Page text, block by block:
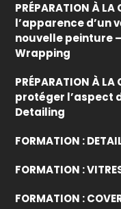
PRÉPARATION À
l’apparence d’un
nouvelle peinture
Wrapping
PRÉPARATION À
protéger l’aspect
Detailing
FORMATION :
FORMATION :
FORMATION :